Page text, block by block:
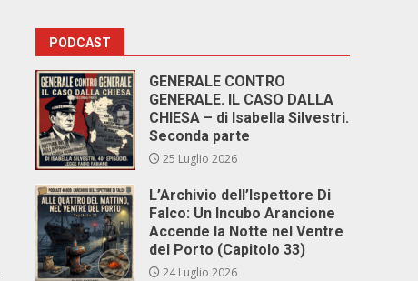
PODCAST
GENERALE CONTRO
GENERALE. IL CASO DALLA
CHIESA – di Isabella Silvestri.
Seconda parte
25 Luglio 2026
L’Archivio dell’Ispettore Di
Falco: Un Incubo Arancione
Accende la Notte nel Ventre
del Porto (Capitolo 33)
24 Luglio 2026